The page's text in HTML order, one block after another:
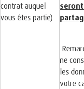
contrat auquel
vous êtes partie)
ne
les
votre